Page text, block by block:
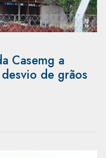
Casemg a
de grãos